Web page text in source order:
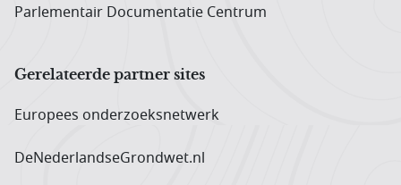
Parlementair Documentatie Centrum
Gerelateerde partner sites
Europees onderzoeks­netwerk
DeNederlandseGrondwet.nl